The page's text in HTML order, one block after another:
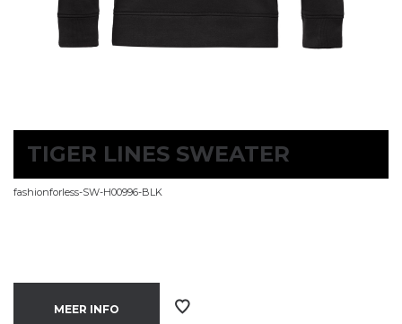
TIGER LINES SWEATER
fashionforless-SW-H00996-BLK
MEER INFO